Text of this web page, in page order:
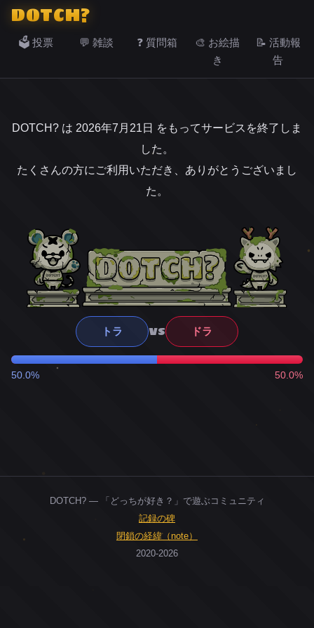
DOTCH?
🗳️ 投票 💬 雑談 ❓ 質問箱
🎨 お絵描
き
📝 活動報
告
DOTCH? は 2026年7月21日 をもってサービスを終了しま
した。
たくさんの方にご利用いただき、ありがとうございまし
た。
トラ VS ドラ
50.0% 50.0%
DOTCH? — 「どっちが好き？」で遊ぶコミュニティ
記録の碑
閉鎖の経緯（note）
2020-2026